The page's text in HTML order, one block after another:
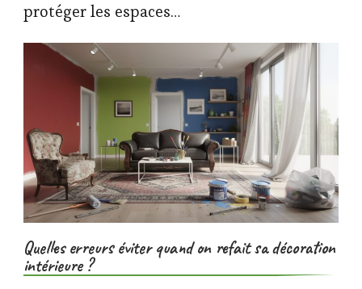
protéger les espaces…
Quelles erreurs éviter quand on refait sa décoration
intérieure ?